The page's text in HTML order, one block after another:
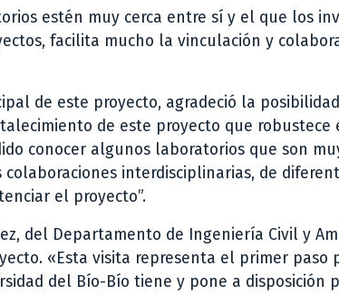
estén muy cerca entre sí y el que los
facilita mucho la vinculación y
de este proyecto, agradeció la
de este proyecto que robustece
conocer algunos laboratorios que son
interdisciplinarias, de
el proyecto”.
del Departamento de Ingeniería Civil y
«Esta visita representa el primer paso
del Bío-Bío tiene y pone a disposición